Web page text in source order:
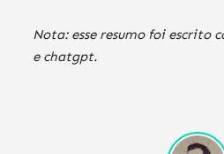
Nota: esse resumo foi escrito
e chatgpt.